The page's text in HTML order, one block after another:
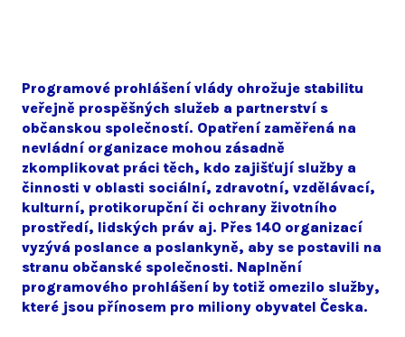
Programové prohlášení vlády ohrožuje stabilitu
veřejně prospěšných služeb a partnerství s
občanskou společností. Opatření zaměřená na
nevládní organizace mohou zásadně
zkomplikovat práci těch, kdo zajišťují služby a
činnosti v oblasti sociální, zdravotní, vzdělávací,
kulturní, protikorupční či ochrany životního
prostředí, lidských práv aj. Přes 140 organizací
vyzývá poslance a poslankyně, aby se postavili na
stranu občanské společnosti. Naplnění
programového prohlášení by totiž omezilo služby,
které jsou přínosem pro miliony obyvatel Česka.